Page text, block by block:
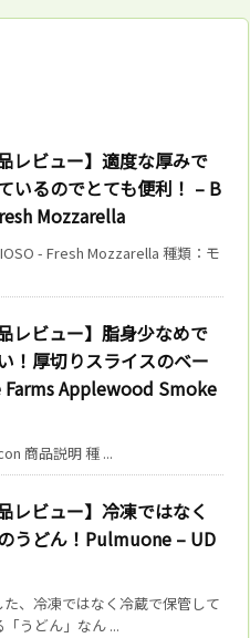
レビュー】適度な厚みで
いるのでとても便利！ – B
Mozzarella
- Fresh Mozzarella 種類：モ
レビュー】脂身少なめで
！厚切りスライスのベー
Farms Applewood Smoke
商品説明 種 ...
レビュー】冷凍ではなく
うどん！Pulmuone – UD
た、冷凍ではなく冷蔵で保管して
うどん」なん ...